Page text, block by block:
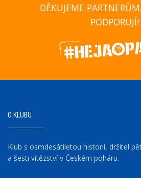
DĚKUJEME
PODPORUJÍ!
O KLUBU
Klub s osmdesátiletou historií, držitel
a šesti vítězství v Českém poháru.